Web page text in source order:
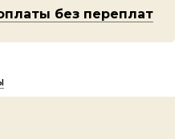
без переплат